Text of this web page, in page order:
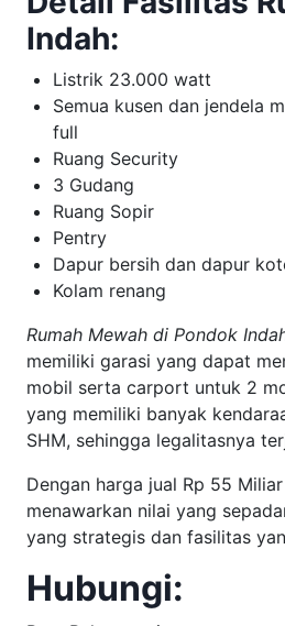
Indah:
Listrik 23.000 watt
Semua kusen dan jendela
full
Ruang Security
3 Gudang
Ruang Sopir
Pentry
Dapur bersih dan dapur
Kolam renang
Rumah Mewah di Pondok
memiliki garasi yang dapat
mobil serta carport untuk 2
yang memiliki banyak
SHM, sehingga legalitasnya
Dengan harga jual Rp 55
menawarkan nilai yang
yang strategis dan fasilitas
Hubungi: